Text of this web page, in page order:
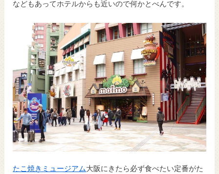
などもあってホテルからも近いので何かとべんです。
たこ焼きミュージアム大阪にきたら必ず食べたい定番がた